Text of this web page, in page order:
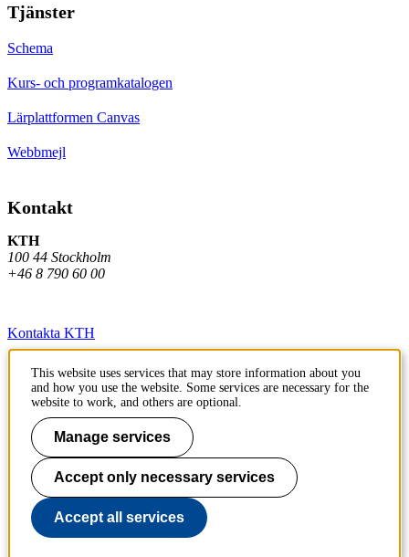
Tjänster
Schema
Kurs- och programkatalogen
Lärplattformen Canvas
Webbmejl
Kontakt
KTH
100 44 Stockholm
+46 8 790 60 00
Kontakta KTH
Jobba på KTH
Press och media
Faktura och betalning KTH
Om KTH:s webbplatser
Tillgänglighetsredogörelse
This website uses services that may store information about you
and how you use the website. Some services are necessary for the
website to work, and others are optional.
Manage services
Accept only necessary services
Accept all services